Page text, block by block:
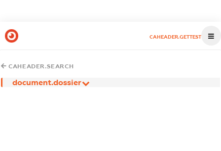
CAHEADER.GETTEST
CAHEADER.SEARCH
document.dossier